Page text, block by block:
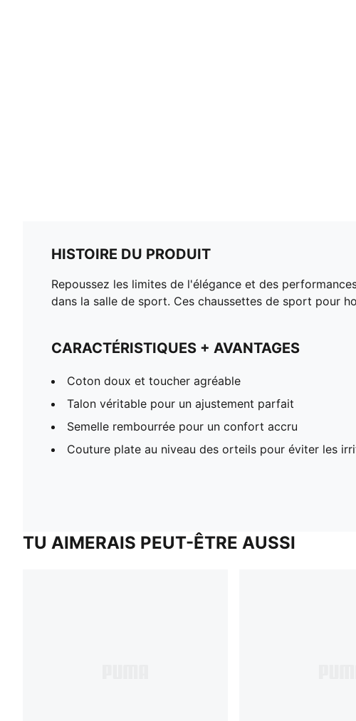
HISTOIRE DU PRODUIT
Repoussez les limites de l'élégance et des
dans la salle de sport. Ces chaussettes de sport pour
CARACTÉRISTIQUES + AVANTAGES
Coton doux et toucher agréable
Talon véritable pour un ajustement parfait
Semelle rembourrée pour un confort accru
Couture plate au niveau des orteils pour éviter les
TU AIMERAIS PEUT-ÊTRE AUSSI